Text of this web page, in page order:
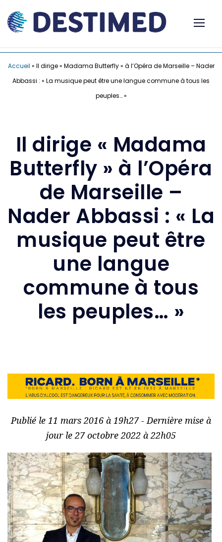
Accueil » Il dirige « Madama Butterfly » à l’Opéra de Marseille – Nader
Abbassi : « La musique peut être une langue commune à tous les
peuples… »
Il dirige « Madama
Butterfly » à l’Opéra
de Marseille –
Nader Abbassi : « La
musique peut être
une langue
commune à tous
les peuples… »
Publié le 11 mars 2016 à 19h27 - Dernière mise à
jour le 27 octobre 2022 à 22h05